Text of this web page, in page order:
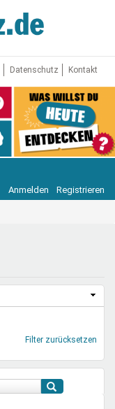
Datenschutz Kontakt
Anmelden Registrieren
Filter zurücksetzen